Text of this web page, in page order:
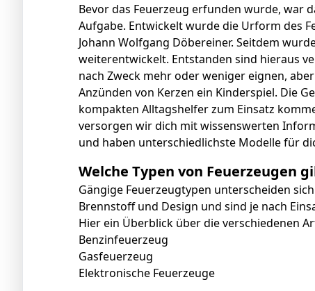
Bevor das Feuerzeug erfunden wurde, war
Aufgabe. Entwickelt wurde die Urform des
Johann Wolfgang Döbereiner. Seitdem
weiterentwickelt. Entstanden sind hieraus
nach Zweck mehr oder weniger eignen,
Anzünden von Kerzen ein Kinderspiel. Die
kompakten Alltagshelfer zum Einsatz
versorgen wir dich mit wissenswerten
und haben unterschiedlichste Modelle für
Welche Typen von Feuerzeugen
Gängige Feuerzeugtypen unterscheiden
Brennstoff und Design und sind je nach
Hier ein Überblick über die verschiedenen
Benzinfeuerzeug
Gasfeuerzeug
Elektronische Feuerzeuge